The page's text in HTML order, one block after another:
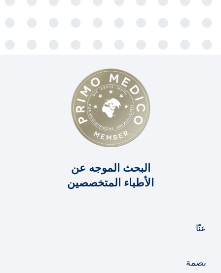
استبدال الصمام الأبهر
استبناء صمامات القلب
اعتلال عضلة القلب
القَلَسٌ أو ارتجاع الصمام المِتْرالِي
القلس أو الارتجاع للصمام ثلاثي الشرفات
الجراحة بمساعدة الروبوت
البحث الموجه عن
الأطباء المتخصصين
عنّا
بصمة